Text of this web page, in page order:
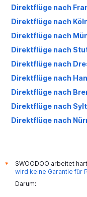
Direktflüge nach
Direktflüge nach
Direktflüge nach
Direktflüge nach
Direktflüge nach
Direktflüge nach
Direktflüge nach
Direktflüge nach Sylt
Direktflüge nach
*
SWOODOO arbeitet
wird keine Garantie für
Darum: